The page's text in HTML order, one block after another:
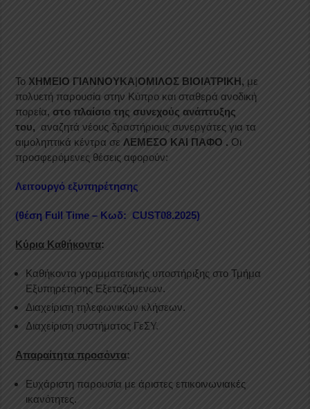
Το ΧΗΜΕΙΟ ΓΙΑΝΝΟΥΚΑ|ΟΜΙΛΟΣ ΒΙΟΙΑΤΡΙΚΗ, με
πολυετή παρουσία στην Κύπρο και σταθερά ανοδική
πορεία,στο πλαίσιο της συνεχούς ανάπτυξης
του,αναζητά νέους δραστήριους συνεργάτες για τα
αιμοληπτικά κέντρα σεΛΕΜΕΣΟ ΚΑΙ ΠΑΦΟ . Οι
προσφερόμενες θέσεις αφορούν:
Λειτουργό εξυπηρέτησης
(θέση Full Time – Κωδ: CUST08.2025)
Κύρια Καθήκοντα:
Καθήκοντα γραμματειακής υποστήριξης στο Τμήμα
Εξυπηρέτησης Εξεταζόμενων.
Διαχείριση τηλεφωνικών κλήσεων.
Διαχείριση συστήματος ΓεΣΥ.
Απαραίτητα προσόντα:
Ευχάριστη παρουσία με άριστες επικοινωνιακές
ικανότητες.